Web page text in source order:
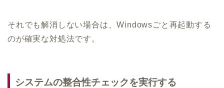
それでも解消しない場合は、Windowsごと再起動する
のが確実な対処法です。
システムの整合性チェックを実行する